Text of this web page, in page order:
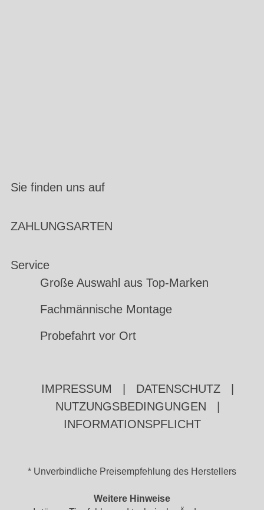
Sie finden uns auf
ZAHLUNGSARTEN
Service
Große Auswahl aus Top-Marken
Fachmännische Montage
Probefahrt vor Ort
IMPRESSUM DATENSCHUTZ
NUTZUNGSBEDINGUNGEN
INFORMATIONSPFLICHT
* Unverbindliche Preisempfehlung des Herstellers
Weitere Hinweise